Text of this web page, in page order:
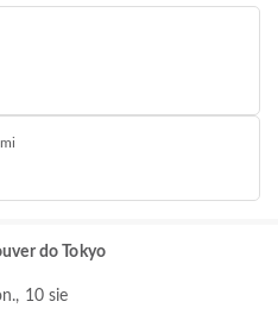
do Tokyo
10 sie